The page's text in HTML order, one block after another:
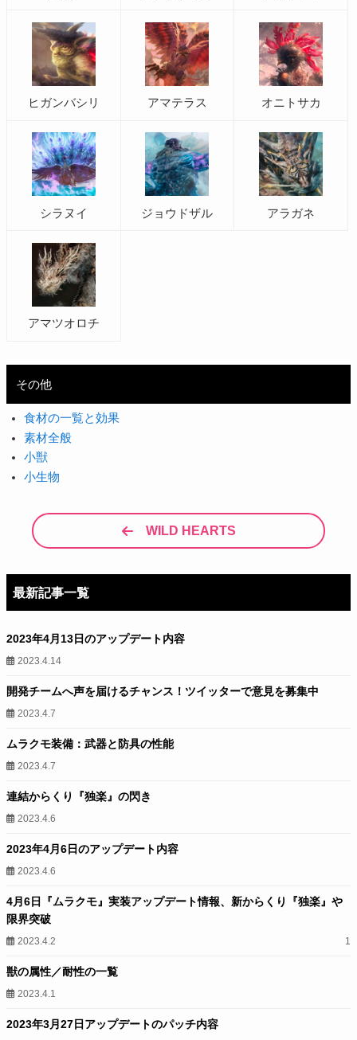
ヒガンバシリ アマテラス オニトサカ
シラヌイ ジョウドザル アラガネ
アマツオロチ
その他
食材の一覧と効果
素材全般
小獣
小生物
WILD HEARTS
最新記事一覧
2023年4月13日のアップデート内容
2023.4.14
開発チームへ声を届けるチャンス！ツイッターで意見を募集中
2023.4.7
ムラクモ装備：武器と防具の性能
2023.4.7
連結からくり『独楽』の閃き
2023.4.6
2023年4月6日のアップデート内容
2023.4.6
4月6日『ムラクモ』実装アップデート情報、新からくり『独楽』や
限界突破
2023.4.2 1
獣の属性／耐性の一覧
2023.4.1
2023年3月27日アップデートのパッチ内容